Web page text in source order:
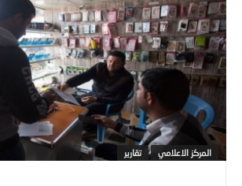
المركز الاعلامي تقارير